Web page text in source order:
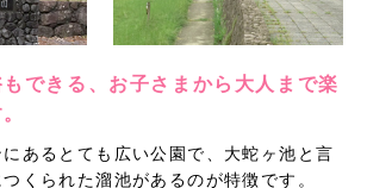
できる、お子さまから大人まで楽
あるとても広い公園で、大蛇ヶ池と言
くられた溜池があるのが特徴です。